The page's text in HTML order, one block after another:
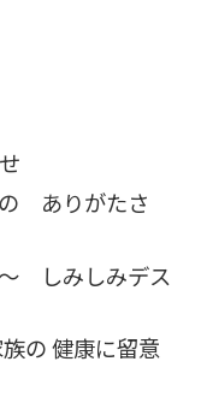
の ありがたさ
しみしみデス
の 健康に留意